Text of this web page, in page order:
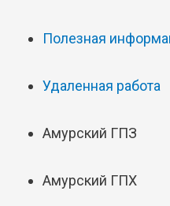
Полезная
Удаленная работа
Амурский ГПЗ
Амурский ГПХ